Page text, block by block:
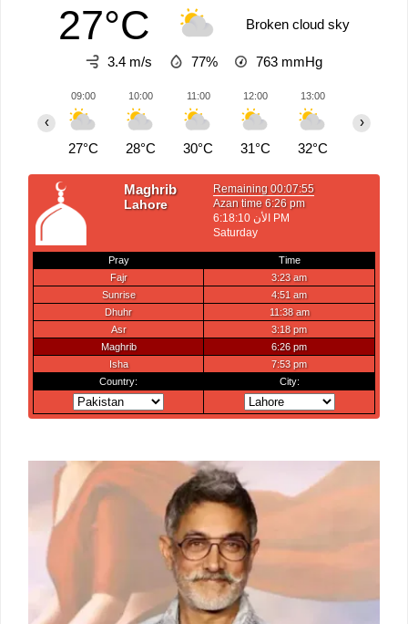
27°C Broken cloud sky
3.4 m/s 77% 763 mmHg
09:00
27°C
10:00
28°C
11:00
30°C
12:00
31°C
13:00
32°C
‹ ›